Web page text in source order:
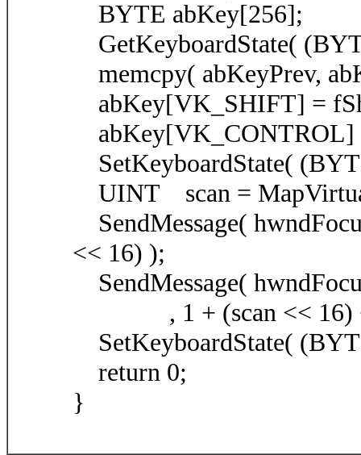
BYTE abKey[256];
GetKeyboardState(
memcpy( abKeyPrev,
abKey[VK_SHIFT] =
abKey[VK_CONTROL]
SetKeyboardState(
UINT scan =
SendMessage(
<< 16) );
SendMessage(
, 1 + (scan << 16) +
SetKeyboardState(
return 0;
}